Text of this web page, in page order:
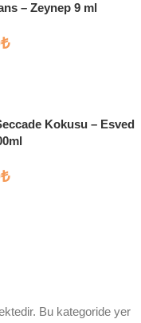
– Zeynep 9 ml
₺
Kokusu – Esved
₺
Bu kategoride yer